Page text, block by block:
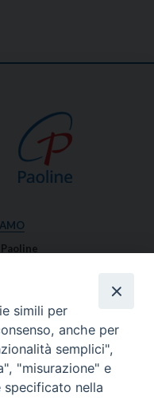
governo generale
breve
simili per
anche per
semplici",
"misurazione" e
nella